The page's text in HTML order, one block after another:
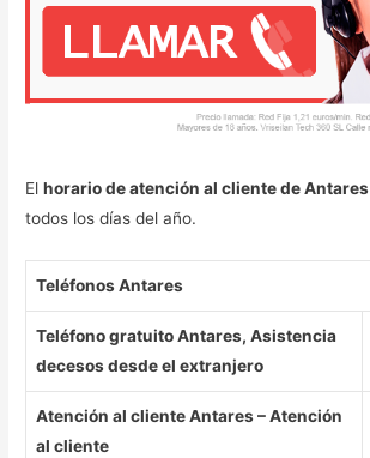
Elhorario de atención al cliente de Antares
todos los días del año.
Teléfonos Antares
Teléfono gratuito Antares, Asistencia
decesos desde el extranjero
Atención al cliente Antares – Atención
al cliente